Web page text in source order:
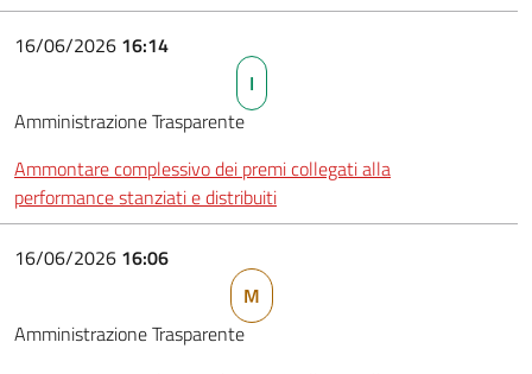
16/06/2026 16:14
I
Amministrazione Trasparente
Ammontare complessivo dei premi collegati alla
performance stanziati e distribuiti
16/06/2026 16:06
M
Amministrazione Trasparente